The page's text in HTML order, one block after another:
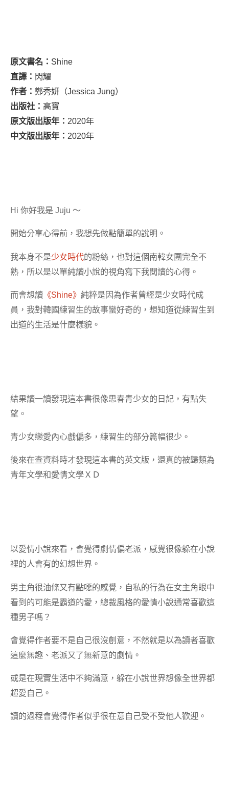
原文書名： Shine
直譯： 閃耀
作者：鄭秀妍（Jessica Jung）
出版社： 高寶
原文版出版年： 2020年
中文版出版年： 2020年
Hi 你好我是 Juju ～
開始分享心得前，我想先做點簡單的說明。
我本身不是少女時代的粉絲，也對這個南韓女團完全不
熟，所以是以單純讀小說的視角寫下我閱讀的心得。
而會想讀 《Shine》純粹是因為作者曾經是少女時代成
員，我對韓國練習生的故事蠻好奇的，想知道從練習生到
出道的生活是什麼樣貌。
結果讀一讀發現這本書很像思春青少女的日記，有點失
望。
青少女戀愛內心戲偏多，練習生的部分篇幅很少。
後來在查資料時才發現這本書的英文版，還真的被歸類為
青年文學和愛情文學ＸＤ
以愛情小說來看，會覺得劇情偏老派，感覺很像躲在小說
裡的人會有的幻想世界。
男主角很油條又有點噁的感覺，自私的行為在女主角眼中
看到的可能是霸道的愛，總裁風格的愛情小說通常喜歡這
種男子嗎？
會覺得作者要不是自己很沒創意，不然就是以為讀者喜歡
這麼無趣、老派又了無新意的劇情。
或是在現實生活中不夠滿意，躲在小說世界想像全世界都
超愛自己。
讀的過程會覺得作者似乎很在意自己受不受他人歡迎。